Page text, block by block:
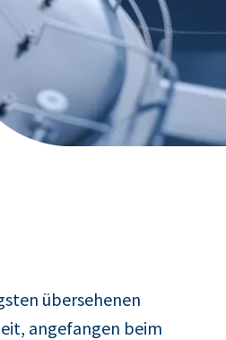
übersehenen
angefangen beim